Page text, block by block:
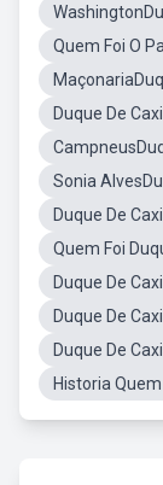
Quem Foi O
Duque De
Sonia
Duque De
Quem Foi
Duque De
Duque De
Duque De
Historia